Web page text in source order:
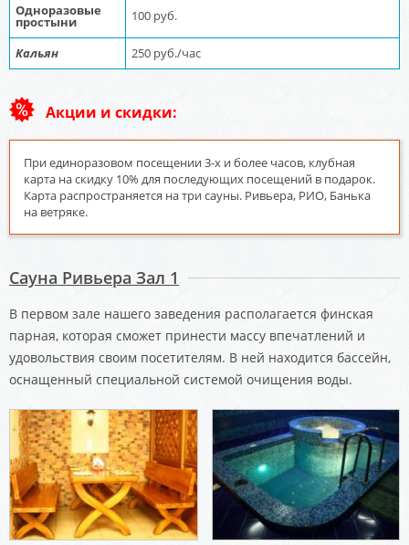
Одноразовые
простыни 100 руб.
Кальян 250 руб./час
Акции и скидки:
При единоразовом посещении 3-х и более часов, клубная
карта на скидку 10% для последующих посещений в подарок.
Карта распространяется на три сауны. Ривьера, РИО, Банька
на ветряке.
Сауна Ривьера Зал 1
В первом зале нашего заведения располагается финская
парная, которая сможет принести массу впечатлений и
удовольствия своим посетителям. В ней находится бассейн,
оснащенный специальной системой очищения воды.